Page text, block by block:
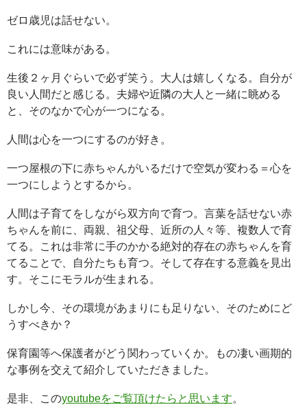
ゼロ歳児は話せない。
これには意味がある。
生後２ヶ月ぐらいで必ず笑う。大人は嬉しくなる。自分が
良い人間だと感じる。夫婦や近隣の大人と一緒に眺める
と、そのなかで心が一つになる。
人間は心を一つにするのが好き。
一つ屋根の下に赤ちゃんがいるだけで空気が変わる＝心を
一つにしようとするから。
人間は子育てをしながら双方向で育つ。言葉を話せない赤
ちゃんを前に、両親、祖父母、近所の人々等、複数人で育
てる。これは非常に手のかかる絶対的存在の赤ちゃんを育
てることで、自分たちも育つ。そして存在する意義を見出
す。そこにモラルが生まれる。
しかし今、その環境があまりにも足りない、そのためにど
うすべきか？
保育園等へ保護者がどう関わっていくか。もの凄い画期的
な事例を交えて紹介していただきました。
是非、このyoutubeをご覧頂けたらと思います。